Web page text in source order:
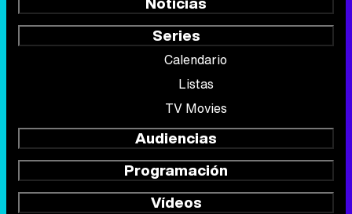
Series
Calendario
Listas
TV Movies
Audiencias
Programación
Vídeos